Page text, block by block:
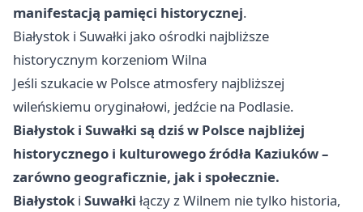
manifestacją pamięci historycznej.
Białystok i Suwałki jako ośrodki najbliższe
historycznym korzeniom Wilna
Jeśli szukacie w Polsce atmosfery najbliższej
wileńskiemu oryginałowi, jedźcie na Podlasie.
Białystok i Suwałki są dziś w Polsce najbliżej
historycznego i kulturowego źródła Kaziuków –
zarówno geograficznie, jak i społecznie.
Białystok i Suwałki łączy z Wilnem nie tylko historia,